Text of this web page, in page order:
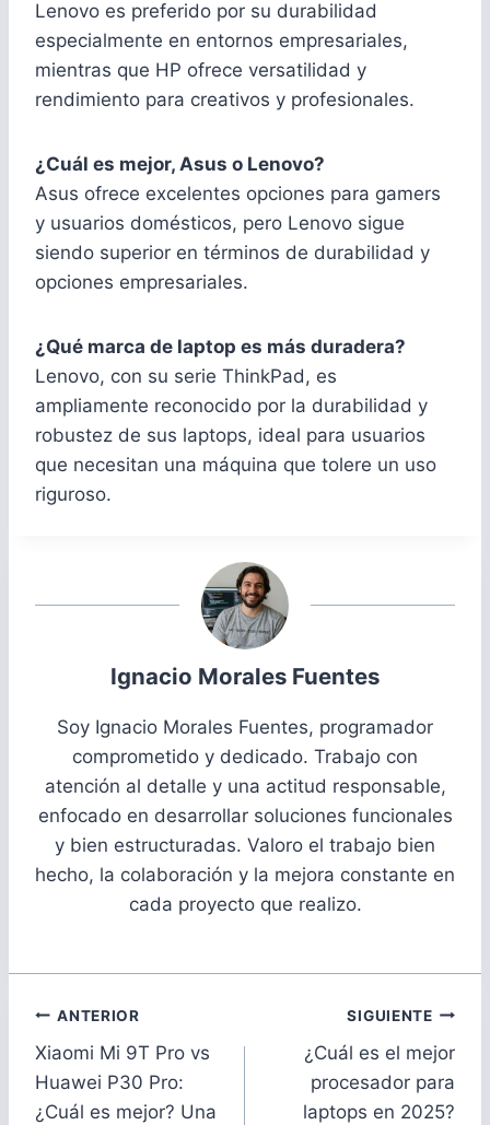
Lenovo es preferido por su durabilidad
especialmente en entornos empresariales,
mientras que HP ofrece versatilidad y
rendimiento para creativos y profesionales.
¿Cuál es mejor, Asus o Lenovo?
Asus ofrece excelentes opciones para gamers
y usuarios domésticos, pero Lenovo sigue
siendo superior en términos de durabilidad y
opciones empresariales.
¿Qué marca de laptop es más duradera?
Lenovo, con su serie ThinkPad, es
ampliamente reconocido por la durabilidad y
robustez de sus laptops, ideal para usuarios
que necesitan una máquina que tolere un uso
riguroso.
Ignacio Morales Fuentes
Soy Ignacio Morales Fuentes, programador
comprometido y dedicado. Trabajo con
atención al detalle y una actitud responsable,
enfocado en desarrollar soluciones funcionales
y bien estructuradas. Valoro el trabajo bien
hecho, la colaboración y la mejora constante en
cada proyecto que realizo.
Navegación
de
entradas
ANTERIOR
Xiaomi Mi 9T Pro vs
Huawei P30 Pro:
¿Cuál es mejor? Una
SIGUIENTE
¿Cuál es el mejor
procesador para
laptops en 2025?